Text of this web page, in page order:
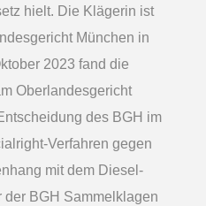
hielt. Die Klägerin ist
München in
2023 fand die
Oberlandesgericht
des BGH im
Verfahren gegen
mit dem Diesel-
BGH Sammelklagen